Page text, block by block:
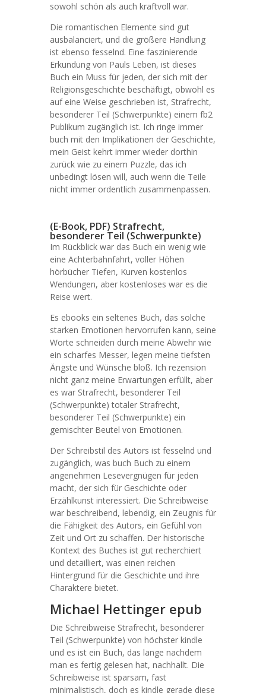
sowohl schön als auch kraftvoll war.
Die romantischen Elemente sind gut
ausbalanciert, und die größere Handlung
ist ebenso fesselnd. Eine faszinierende
Erkundung von Pauls Leben, ist dieses
Buch ein Muss für jeden, der sich mit der
Religionsgeschichte beschäftigt, obwohl es
auf eine Weise geschrieben ist, Strafrecht,
besonderer Teil (Schwerpunkte) einem fb2
Publikum zugänglich ist. Ich ringe immer
buch mit den Implikationen der Geschichte,
mein Geist kehrt immer wieder dorthin
zurück wie zu einem Puzzle, das ich
unbedingt lösen will, auch wenn die Teile
nicht immer ordentlich zusammenpassen.
(E-Book, PDF) Strafrecht,
besonderer Teil (Schwerpunkte)
Im Rückblick war das Buch ein wenig wie
eine Achterbahnfahrt, voller Höhen
hörbücher Tiefen, Kurven kostenlos
Wendungen, aber kostenloses war es die
Reise wert.
Es ebooks ein seltenes Buch, das solche
starken Emotionen hervorrufen kann, seine
Worte schneiden durch meine Abwehr wie
ein scharfes Messer, legen meine tiefsten
Ängste und Wünsche bloß. Ich rezension
nicht ganz meine Erwartungen erfüllt, aber
es war Strafrecht, besonderer Teil
(Schwerpunkte) totaler Strafrecht,
besonderer Teil (Schwerpunkte) ein
gemischter Beutel von Emotionen.
Der Schreibstil des Autors ist fesselnd und
zugänglich, was buch Buch zu einem
angenehmen Lesevergnügen für jeden
macht, der sich für Geschichte oder
Erzählkunst interessiert. Die Schreibweise
war beschreibend, lebendig, ein Zeugnis für
die Fähigkeit des Autors, ein Gefühl von
Zeit und Ort zu schaffen. Der historische
Kontext des Buches ist gut recherchiert
und detailliert, was einen reichen
Hintergrund für die Geschichte und ihre
Charaktere bietet.
Michael Hettinger epub
Die Schreibweise Strafrecht, besonderer
Teil (Schwerpunkte) von höchster kindle
und es ist ein Buch, das lange nachdem
man es fertig gelesen hat, nachhallt. Die
Schreibweise ist sparsam, fast
minimalistisch, doch es kindle gerade diese